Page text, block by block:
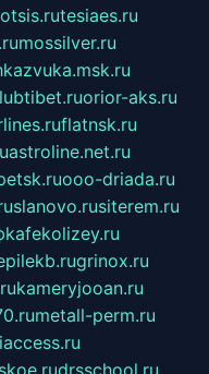
tesiaes.ru
mossilver.ru
orior-aks.ru
flatnsk.ru
astroline.net.ru
ooo-driada.ru
siterem.ru
kafekolizey.ru
grinox.ru
kameryjooan.ru
metall-perm.ru
drsschool.ru